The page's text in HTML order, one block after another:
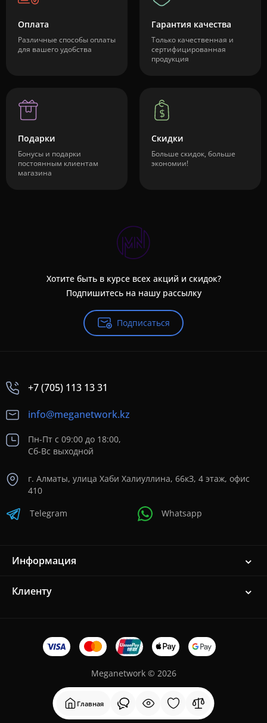
Главная
Оплата
Различные способы оплаты
для вашего удобства
Гарантия качества
Только качественная и
сертифицированная
продукция
Подарки
Бонусы и подарки
постоянным клиентам
магазина
Скидки
Больше скидок, больше
экономии!
Хотите быть в курсе всех акций и скидок?
Подпишитесь на нашу рассылку
Подписаться
+7 (705) 113 13 31
info@meganetwork.kz
Пн-Пт с 09:00 до 18:00,
Сб-Вс выходной
г. Алматы, улица Хаби Халиуллина, 66кЗ, 4 этаж, офис
410
Telegram Whatsapp
Информация
Клиенту
Meganetwork © 2026